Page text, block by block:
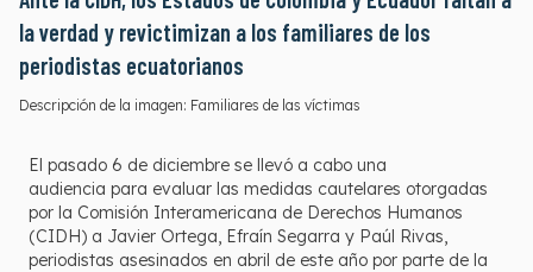
la verdad y revictimizan a los familiares de los
periodistas ecuatorianos
Descripción de la imagen: Familiares de las víctimas
El pasado 6 de diciembre se llevó a cabo una
audiencia para evaluar las medidas cautelares otorgadas
por la Comisión Interamericana de Derechos Humanos
(CIDH) a Javier Ortega, Efraín Segarra y Paúl Rivas,
periodistas asesinados en abril de este año por parte de la